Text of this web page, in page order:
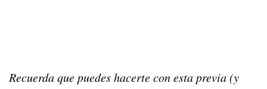
Recuerda que puedes hacerte con esta previa (y